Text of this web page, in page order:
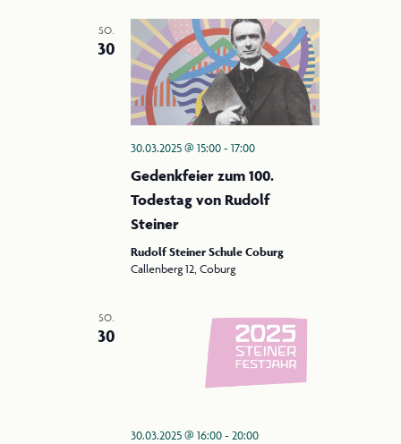
g
a
t
i
n
c
h
t
e
n
t
SO.
30
30.03.2025 @ 15:00-17:00
Gedenkfeier zum 100.
Todestag von Rudolf
Steiner
Rudolf Steiner Schule Coburg
Callenberg 12, Coburg
SO.
30
30.03.2025 @ 16:00-20:00